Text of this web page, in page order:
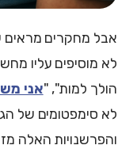
אבל מחקרים מראים
לא מוסיפים עליו
הולך למות", "אני
לא סימפטומים של
והפרשנויות האלה